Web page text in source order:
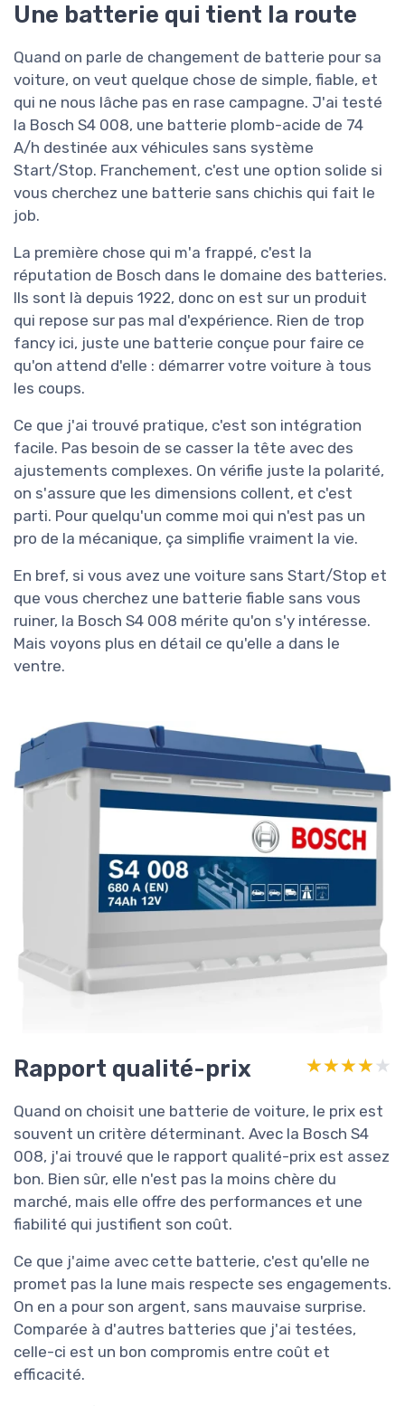
Une batterie qui tient la route
Quand on parle de changement de batterie pour sa
voiture, on veut quelque chose de simple, fiable, et
qui ne nous lâche pas en rase campagne. J'ai testé
la Bosch S4 008, une batterie plomb-acide de 74
A/h destinée aux véhicules sans système
Start/Stop. Franchement, c'est une option solide si
vous cherchez une batterie sans chichis qui fait le
job.
La première chose qui m'a frappé, c'est la
réputation de Bosch dans le domaine des batteries.
Ils sont là depuis 1922, donc on est sur un produit
qui repose sur pas mal d'expérience. Rien de trop
fancy ici, juste une batterie conçue pour faire ce
qu'on attend d'elle : démarrer votre voiture à tous
les coups.
Ce que j'ai trouvé pratique, c'est son intégration
facile. Pas besoin de se casser la tête avec des
ajustements complexes. On vérifie juste la polarité,
on s'assure que les dimensions collent, et c'est
parti. Pour quelqu'un comme moi qui n'est pas un
pro de la mécanique, ça simplifie vraiment la vie.
En bref, si vous avez une voiture sans Start/Stop et
que vous cherchez une batterie fiable sans vous
ruiner, la Bosch S4 008 mérite qu'on s'y intéresse.
Mais voyons plus en détail ce qu'elle a dans le
ventre.
Rapport qualité-prix ★★★★★
★★★★★
Quand on choisit une batterie de voiture, le prix est
souvent un critère déterminant. Avec la Bosch S4
008, j'ai trouvé que le rapport qualité-prix est assez
bon. Bien sûr, elle n'est pas la moins chère du
marché, mais elle offre des performances et une
fiabilité qui justifient son coût.
Ce que j'aime avec cette batterie, c'est qu'elle ne
promet pas la lune mais respecte ses engagements.
On en a pour son argent, sans mauvaise surprise.
Comparée à d'autres batteries que j'ai testées,
celle-ci est un bon compromis entre coût et
efficacité.